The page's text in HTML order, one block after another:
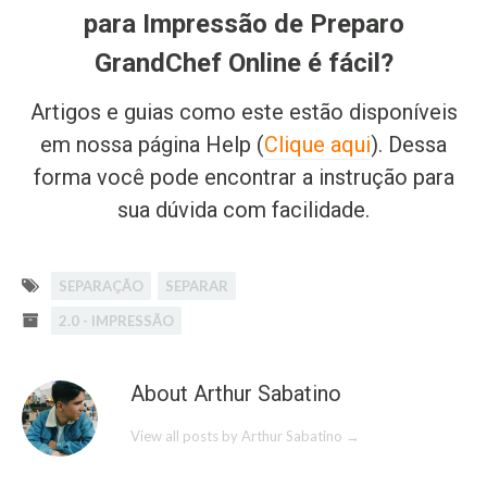
para Impressão de Preparo
GrandChef Online é fácil?
Artigos e guias como este estão disponíveis
em nossa página Help (Clique aqui). Dessa
forma você pode encontrar a instrução para
sua dúvida com facilidade.
SEPARAÇÃO
SEPARAR
2.0 - IMPRESSÃO
About Arthur Sabatino
View all posts by Arthur Sabatino →